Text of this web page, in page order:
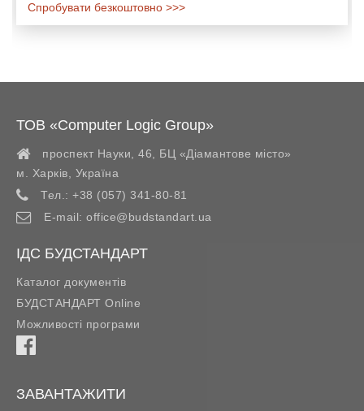
Спробувати безкоштовно >>>
ТОВ «Computer Logic Group»
проспект Науки, 46, БЦ «Діамантове місто»
м. Харків
Україна
Тел.: +38 (057) 341-80-81
E-mail: office@budstandart.ua
ІДС БУДСТАНДАРТ
Каталог документів
БУДСТАНДАРТ Online
Можливості програми
ЗАВАНТАЖИТИ